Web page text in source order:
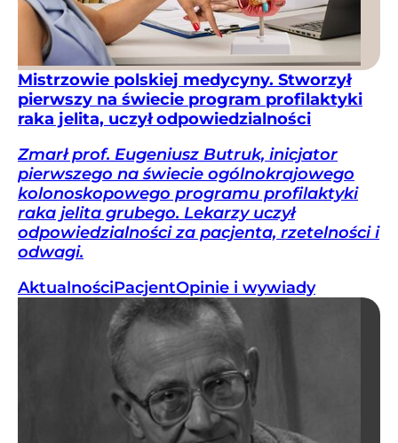
Mistrzowie polskiej medycyny. Stworzył
pierwszy na świecie program profilaktyki
raka jelita, uczył odpowiedzialności
Zmarł prof. Eugeniusz Butruk, inicjator
pierwszego na świecie ogólnokrajowego
kolonoskopowego programu profilaktyki
raka jelita grubego. Lekarzy uczył
odpowiedzialności za pacjenta, rzetelności i
odwagi.
AktualnościPacjentOpinie i wywiady